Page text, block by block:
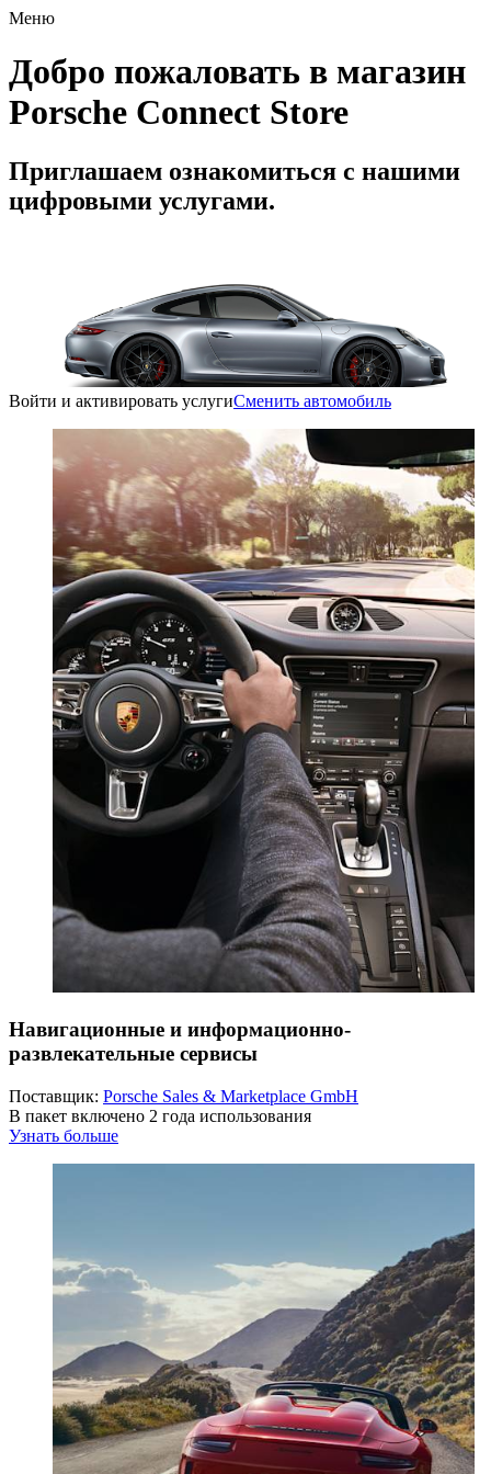
Меню
Добро пожаловать в магазин
Porsche Connect Store
Приглашаем ознакомиться с нашими
цифровыми услугами.
Войти и активировать услугиСменить автомобиль
Навигационные и информационно-
развлекательные сервисы
Поставщик: Porsche Sales & Marketplace GmbH
В пакет включено 2 года использования
Узнать больше